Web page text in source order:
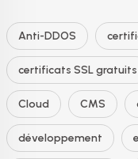
Anti-DDOS
certificats SSL gratuits
Cloud CMS
développement